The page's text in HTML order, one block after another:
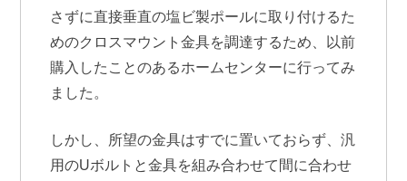
さずに直接垂直の塩ビ製ポールに取り付けるた
めのクロスマウント金具を調達するため、以前
購入したことのあるホームセンターに行ってみ
ました。
しかし、所望の金具はすでに置いておらず、汎
用のUボルトと金具を組み合わせて間に合わせ